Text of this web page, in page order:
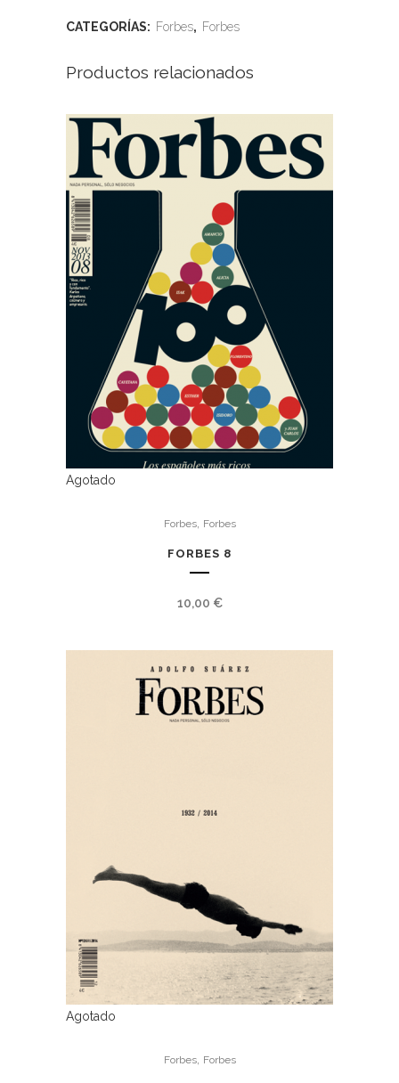
CATEGORÍAS: Forbes, Forbes
Productos relacionados
Agotado
Forbes, Forbes
FORBES 8
10,00 €
Agotado
Forbes, Forbes